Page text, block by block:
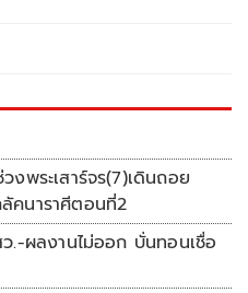
พระเสาร์จร(7)เดินถอย
คนาราศีตอนที่2
.-ผลงานไม่ออก บั่นทอนเชื่อ